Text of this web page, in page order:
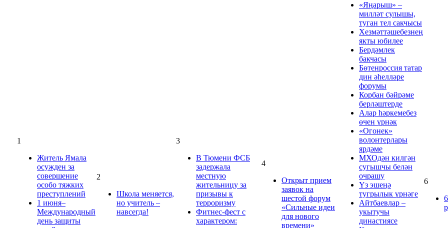
1
Житель Ямала
осужден за
совершение
особо тяжких
преступлений
1 июня–
Международный
день защиты
2
Школа меняется,
но учитель –
навсегда!
3
В Тюмени ФСБ
задержала
местную
жительницу за
призывы к
терроризму
Фитнес-фест с
характером:
4
Открыт прием
заявок на
шестой форум
«Сильные идеи
для нового
времени»
«Яңарыш» –
милләт сулышы,
туган тел сакчысы
Хезмәттәшебезнең
якты юбилее
Бердәмлек
бакчасы
Бөтенроссия татар
дин әһелләре
форумы
Корбан бәйрәме
берләштерде
Алар һәркемебез
өчен үрнәк
«Огонек»
волонтерлары
ярдәме
МХОдән килгән
сугышчы белән
очрашу
Үз эшеңә
тугрылык үрнәге
Айтбаевлар –
укытучы
династиясе
6